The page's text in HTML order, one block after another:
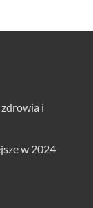
i
w 2024